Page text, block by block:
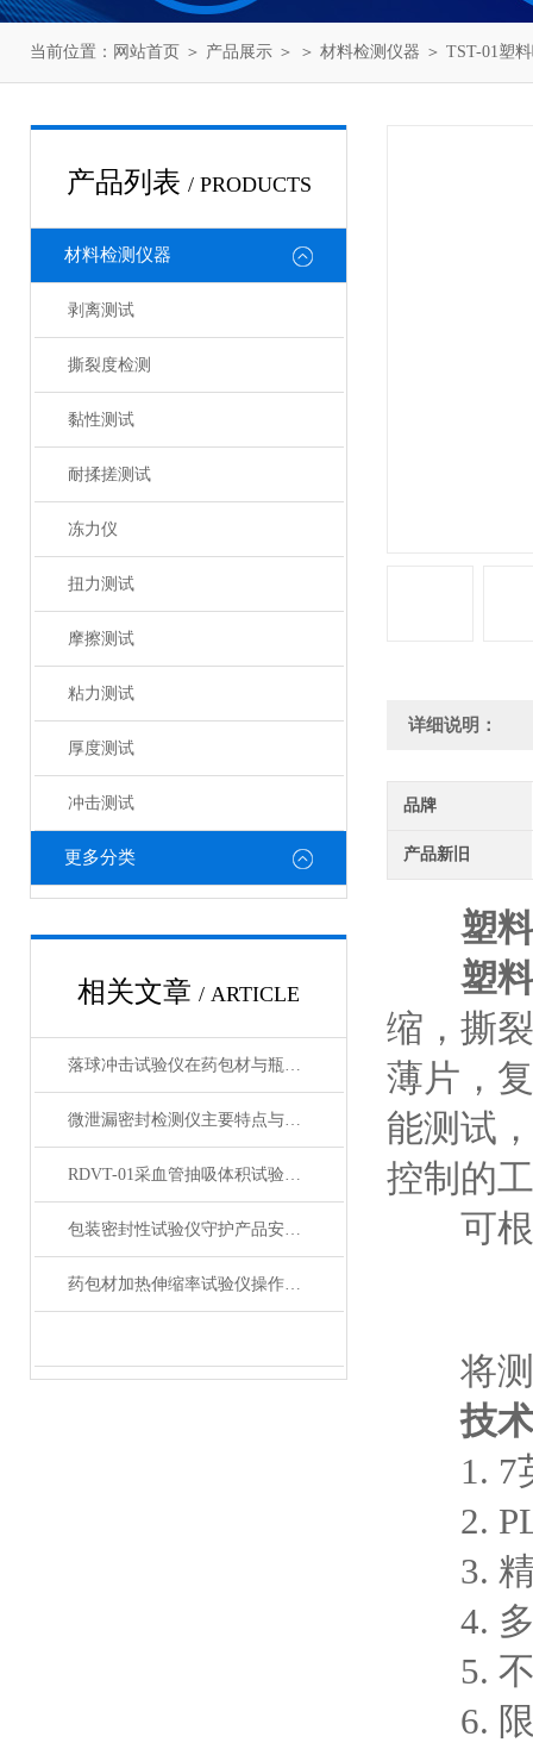
当前位置： 网站首页 ＞ 产品展示 ＞ ＞ 材料检测仪器 ＞ TST-01塑
产品列表 / PRODUCTS
材料检测仪器
剥离测试
撕裂度检测
黏性测试
耐揉搓测试
冻力仪
扭力测试
摩擦测试
粘力测试
厚度测试
冲击测试
更多分类
相关文章 / ARTICLE
落球冲击试验仪在药包材与瓶盖密封性检测中的应用
微泄漏密封检测仪主要特点与技术优势
RDVT-01采血管抽吸体积试验仪测试原理分析
包装密封性试验仪守护产品安全的第一道防线
药包材加热伸缩率试验仪操作指南
详细说明：
品牌
产品新旧
塑
塑
缩，撕
薄片，
能测试
控制的
可根
将测
技
1. 7英
2.
3. 精
4. 多
5. 不
6. 限